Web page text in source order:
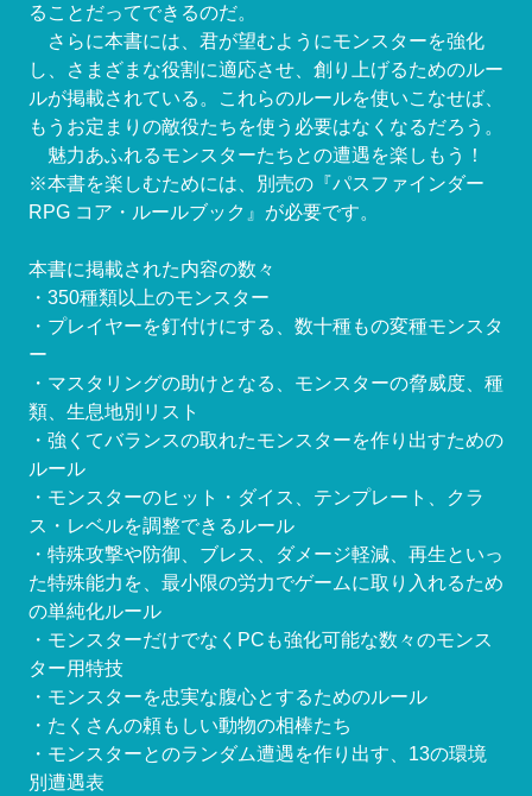
ることだってできるのだ。
さらに本書には、君が望むようにモンスターを強化
し、さまざまな役割に適応させ、創り上げるためのルー
ルが掲載されている。これらのルールを使いこなせば、
もうお定まりの敵役たちを使う必要はなくなるだろう。
魅力あふれるモンスターたちとの遭遇を楽しもう！
※本書を楽しむためには、別売の『パスファインダー
RPG コア・ルールブック』が必要です。
本書に掲載された内容の数々
・350種類以上のモンスター
・プレイヤーを釘付けにする、数十種もの変種モンスタ
ー
・マスタリングの助けとなる、モンスターの脅威度、種
類、生息地別リスト
・強くてバランスの取れたモンスターを作り出すための
ルール
・モンスターのヒット・ダイス、テンプレート、クラ
ス・レベルを調整できるルール
・特殊攻撃や防御、ブレス、ダメージ軽減、再生といっ
た特殊能力を、最小限の労力でゲームに取り入れるため
の単純化ルール
・モンスターだけでなくPCも強化可能な数々のモンス
ター用特技
・モンスターを忠実な腹心とするためのルール
・たくさんの頼もしい動物の相棒たち
・モンスターとのランダム遭遇を作り出す、13の環境
別遭遇表